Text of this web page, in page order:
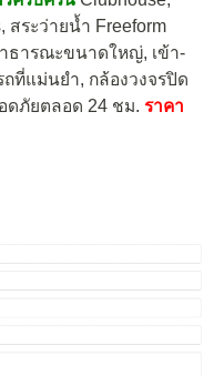
สระว่ายน้ำ Freeform
ธารณะขนาดใหญ่, เข้า-
ถที่แม่นยำ, กล้องวงจรปิด
ดภัยตลอด 24 ชม. ราคา